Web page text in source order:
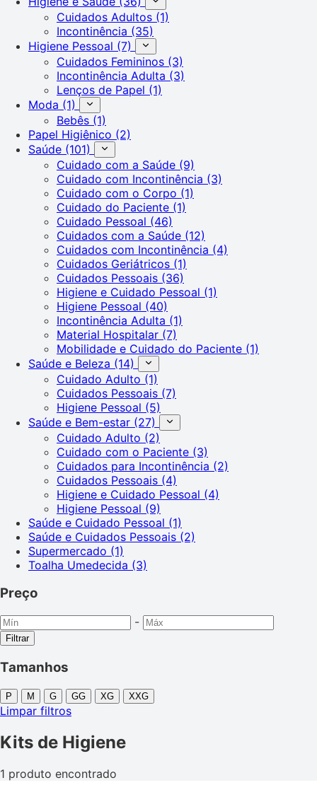
Cuidados Adultos (1)
Incontinência (35)
Higiene Pessoal (7)
Cuidados Femininos (3)
Incontinência Adulta (3)
Lenços de Papel (1)
Moda (1)
Bebês (1)
Papel Higiênico (2)
Saúde (101)
Cuidado com a Saúde (9)
Cuidado com Incontinência (3)
Cuidado com o Corpo (1)
Cuidado do Paciente (1)
Cuidado Pessoal (46)
Cuidados com a Saúde (12)
Cuidados com Incontinência (4)
Cuidados Geriátricos (1)
Cuidados Pessoais (36)
Higiene e Cuidado Pessoal (1)
Higiene Pessoal (40)
Incontinência Adulta (1)
Material Hospitalar (7)
Mobilidade e Cuidado do Paciente (1)
Saúde e Beleza (14)
Cuidado Adulto (1)
Cuidados Pessoais (7)
Higiene Pessoal (5)
Saúde e Bem-estar (27)
Cuidado Adulto (2)
Cuidado com o Paciente (3)
Cuidados para Incontinência (2)
Cuidados Pessoais (4)
Higiene e Cuidado Pessoal (4)
Higiene Pessoal (9)
Saúde e Cuidado Pessoal (1)
Saúde e Cuidados Pessoais (2)
Supermercado (1)
Toalha Umedecida (3)
Preço
-
Filtrar
Tamanhos
P M G GG XG XXG
Limpar filtros
Kits de Higiene
1 produto encontrado